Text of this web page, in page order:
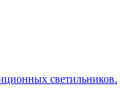
светильников.